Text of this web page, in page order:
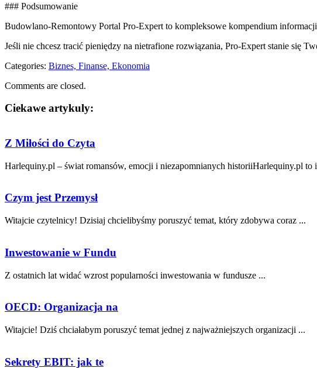
### Podsumowanie
Budowlano-Remontowy Portal Pro-Expert to kompleksowe kompendium
Jeśli nie chcesz tracić pieniędzy na nietrafione rozwiązania, Pro-Expert stanie się
Categories: Biznes, Finanse, Ekonomia
Comments are closed.
Ciekawe artykuly:
Z Miłości do Czyta
Harlequiny.pl – świat romansów, emocji i niezapomnianych historiiHarlequiny.pl to
Czym jest Przemysł
Witajcie czytelnicy! Dzisiaj chcielibyśmy poruszyć temat, który zdobywa coraz ...
Inwestowanie w Fundu
Z ostatnich lat widać wzrost popularności‍ inwestowania w⁤ fundusze ...
OECD: Organizacja na
Witajcie! Dziś chciałabym poruszyć temat jednej ⁣z najważniejszych organizacji ...
Sekrety EBIT: jak te